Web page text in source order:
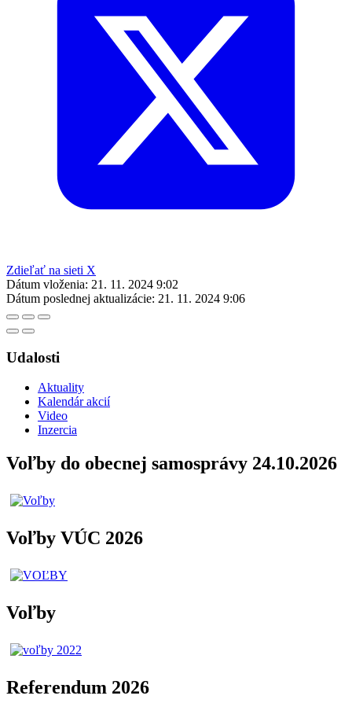
Zdieľať na sieti X
Dátum vloženia: 21. 11. 2024 9:02
Dátum poslednej aktualizácie: 21. 11. 2024 9:06
Udalosti
Aktuality
Kalendár akcií
Video
Inzercia
Voľby do obecnej samosprávy 24.10.2026
Voľby VÚC 2026
Voľby
Referendum 2026